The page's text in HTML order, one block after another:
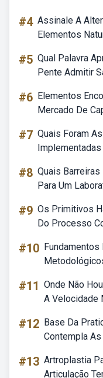
#4 Assinale A
Elementos
#5 Qual Palavra
Pente Admitir
#6 Elementos
Mercado De
#7 Quais Foram
#8 Quais
Para Um
#9 Os Primitivos
Do Processo
#10
#11 Onde Não
A Velocidade
#12 Base Da
Contempla
#13 Artroplastia
Articulação